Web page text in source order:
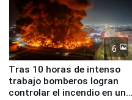
6
Tras 10 horas de intenso
trabajo bomberos logran
controlar el incendio en una